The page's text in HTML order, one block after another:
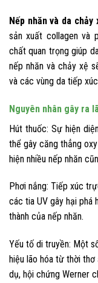
Nếp nhăn và da chảy
sản xuất collagen và
chất quan trọng giúp
nếp nhăn và chảy xệ
và các vùng da tiếp
Nguyên nhân gây ra
Hút thuốc: Sự hiện
thể gây căng thẳng
hiện nhiều nếp nhăn
Phơi nắng: Tiếp xúc
các tia UV gây hại phá
thành của nếp nhăn.
Yếu tố di truyền: Một
hiệu lão hóa từ thời
dụ, hội chứng Werner